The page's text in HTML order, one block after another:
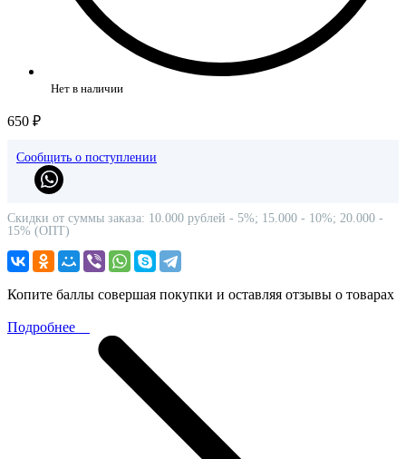
Нет в наличии
650 ₽
Сообщить о поступлении
Скидки от суммы заказа: 10.000 рублей - 5%; 15.000 - 10%; 20.000 -
15% (ОПТ)
Копите баллы совершая покупки и оставляя отзывы о товарах
Подробнее